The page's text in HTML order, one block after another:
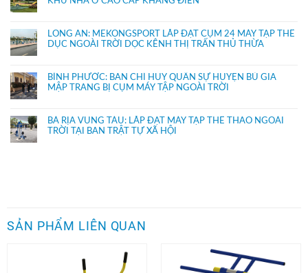
LONG AN: MEKONGSPORT LẮP ĐẶT CỤM 24 MÁY TẬP THỂ
DỤC NGOÀI TRỜI DỌC KÊNH THỊ TRẤN THỦ THỪA
BÌNH PHƯỚC: BAN CHỈ HUY QUÂN SỰ HUYỆN BÙ GIA
MẬP TRANG BỊ CỤM MÁY TẬP NGOÀI TRỜI
BÀ RỊA VŨNG TÀU: LẮP ĐẶT MÁY TẬP THỂ THAO NGOÀI
TRỜI TẠI BAN TRẬT TỰ XÃ HỘI
SẢN PHẨM LIÊN QUAN